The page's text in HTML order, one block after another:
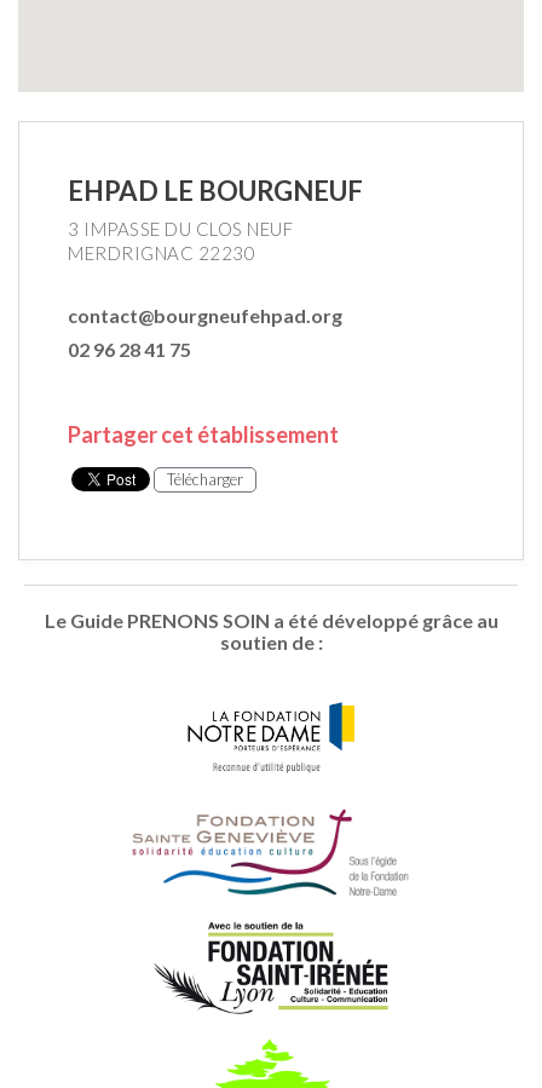
EHPAD LE BOURGNEUF
3 IMPASSE DU CLOS NEUF
MERDRIGNAC 22230
contact@bourgneufehpad.org
02 96 28 41 75
Partager cet établissement
Télécharger
Le Guide PRENONS SOIN a été développé grâce au
soutien de :